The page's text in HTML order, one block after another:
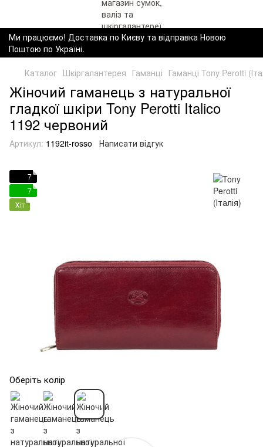
Ми працюємо! Доставка по Києву та відправка Новою
Поштою по Україні.
Каталог Шкіргалантерея Гаманці Гаманці Tony Perotti
Жіночий гаманець з натуральної
гладкої шкіри Tony Perotti Italico
1192 червоний
Артикул: 1192it-rosso Написати відгук
7
7
Хіт
Оберіть колір